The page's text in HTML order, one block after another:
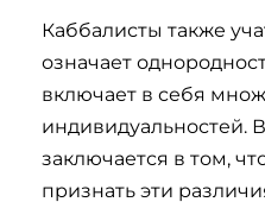
Каббалисты также
означает
включает в себя
индивидуальностей.
заключается в том,
признать эти